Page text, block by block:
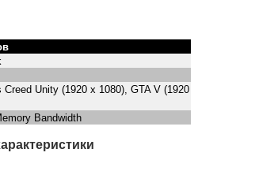
Unity (1920 х 1080), GTA V (1920
Bandwidth